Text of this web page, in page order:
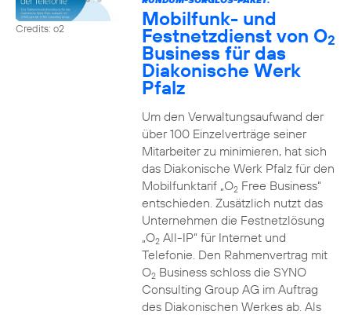
Credits: o2 Mobilfunk- und
Festnetzdienst von O2
Business für das
Diakonische Werk
Pfalz
Um den Verwaltungsaufwand der
über 100 Einzelverträge seiner
Mitarbeiter zu minimieren, hat sich
das Diakonische Werk Pfalz für den
Mobilfunktarif „O2Free Business“
entschieden. Zusätzlich nutzt das
Unternehmen die Festnetzlösung
„O2All-IP“ für Internet und
Telefonie. Den Rahmenvertrag mit
O2Business schloss die SYNO
Consulting Group AG im Auftrag
des Diakonischen Werkes ab. Als